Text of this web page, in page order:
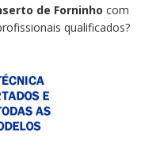
de Forninho com
qualificados?